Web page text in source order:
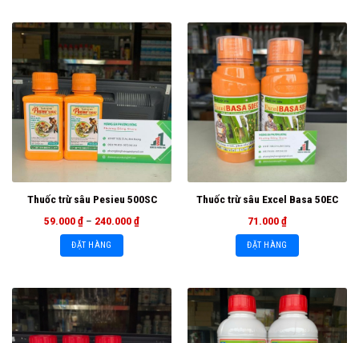
Thuốc trừ sâu Pesieu 500SC
59.000₫ – 240.000₫
ĐẶT HÀNG
Thuốc trừ sâu Excel Basa 50EC
71.000₫
ĐẶT HÀNG